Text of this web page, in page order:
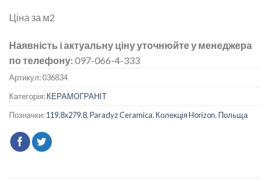
Ціна за м2
Наявність і актуальну ціну уточнюйте у менеджера
по телефону:097-066-4-333
Артикул:036834
Категорія:КЕРАМОГРАНІТ
Позначки:119.8x279.8,Paradyz Ceramica, Колекція Horizon, Польща